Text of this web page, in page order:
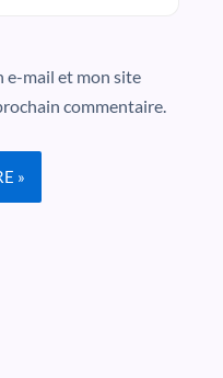
e-mail et mon site
commentaire.